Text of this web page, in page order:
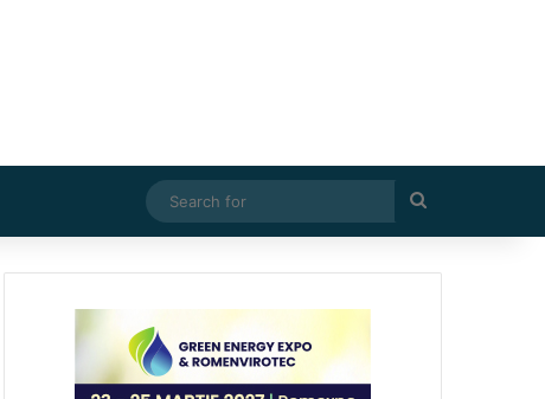
for